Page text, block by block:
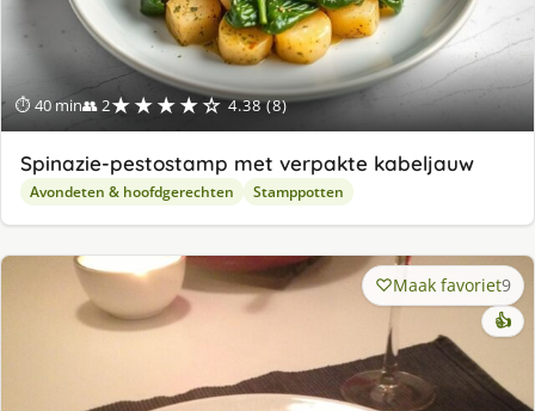
⏱ 40 min👥 2★★★★☆ 4.38 (8)
Spinazie-pestostamp met verpakte kabeljauw
Avondeten & hoofdgerechten Stamppotten
Maak favoriet9
👍